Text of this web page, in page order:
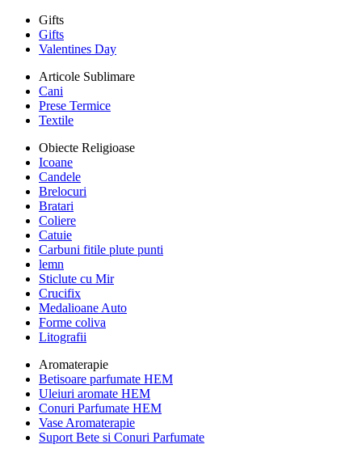
Gifts
Gifts
Valentines Day
Articole Sublimare
Cani
Prese Termice
Textile
Obiecte Religioase
Icoane
Candele
Brelocuri
Bratari
Coliere
Catuie
Carbuni fitile plute punti
lemn
Sticlute cu Mir
Crucifix
Medalioane Auto
Forme coliva
Litografii
Aromaterapie
Betisoare parfumate HEM
Uleiuri aromate HEM
Conuri Parfumate HEM
Vase Aromaterapie
Suport Bete si Conuri Parfumate